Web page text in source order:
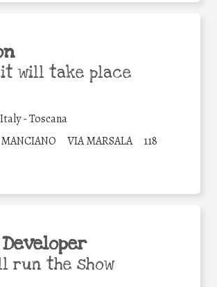
it will take place
Italy - Toscana
MANCIANO VIA MARSALA
118
run the show